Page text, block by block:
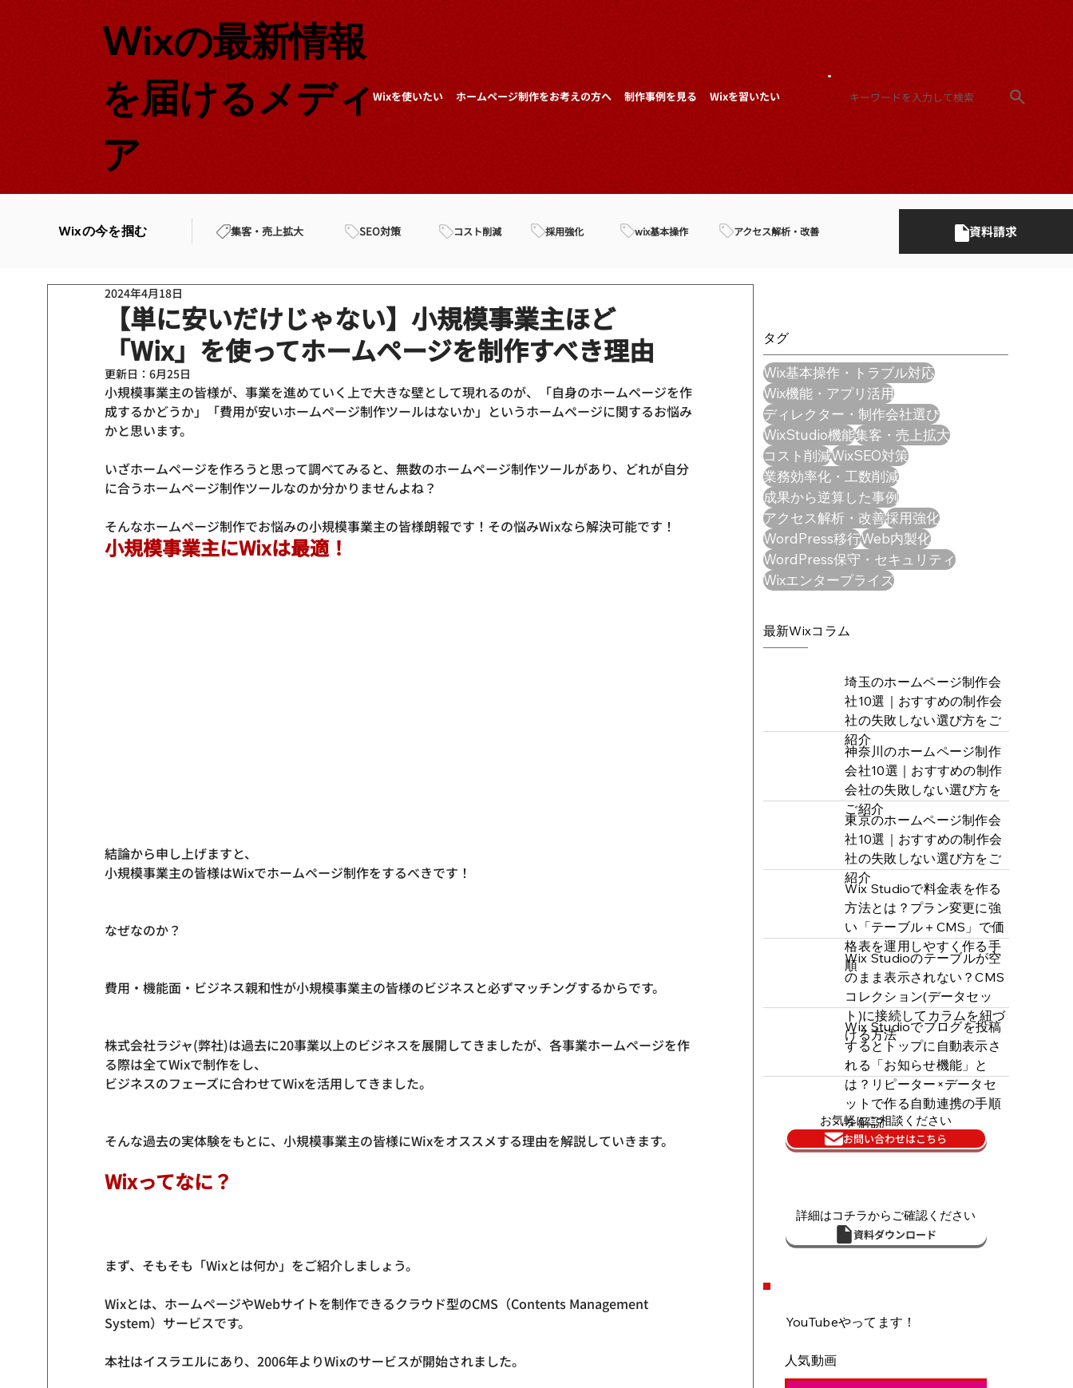
Wixの最新情報
を届けるメディ
ア
Wixを使いたい ホームページ制作をお考えの方へ 制作事例を見る Wixを習いたい
Wixの今を掴む 集客・売上拡大 SEO対策 コスト削減 採用強化 wix基本操作 アクセス解析・改善 資料請求
タグ
Wix基本操作・トラブル対応
Wix機能・アプリ活用
ディレクター・制作会社選び
WixStudio機能集客・売上拡大
コスト削減WixSEO対策
業務効率化・工数削減
成果から逆算した事例
アクセス解析・改善採用強化
WordPress移行Web内製化
WordPress保守・セキュリティ
Wixエンタープライズ
最新Wixコラム
埼玉のホームページ制作会
社10選｜おすすめの制作会
社の失敗しない選び方をご
紹介
神奈川のホームページ制作
会社10選｜おすすめの制作
会社の失敗しない選び方を
ご紹介
東京のホームページ制作会
社10選｜おすすめの制作会
社の失敗しない選び方をご
紹介
Wix Studioで料金表を作る
方法とは？プラン変更に強
い「テーブル＋CMS」で価
格表を運用しやすく作る手
順
Wix Studioのテーブルが空
のまま表示されない？CMS
コレクション(データセッ
ト)に接続してカラムを紐づ
ける方法
Wix Studioでブログを投稿
するとトップに自動表示さ
れる「お知らせ機能」と
は？リピーター×データセ
ットで作る自動連携の手順
を解説
お気軽にご相談ください
お問い合わせはこちら
詳細はコチラからご確認ください
資料ダウンロード
YouTubeやってます！
人気動画
【単に安いだけじゃない】小規模事業主ほど
「Wix」を使ってホームページを制作すべき理由
2024年4月18日
更新日：6月25日
小規模事業主の皆様が、事業を進めていく上で大きな壁として現れるのが、
「自身のホームページを作
成するかどうか」「費用が安いホームページ制作ツールはないか」 というホームページに関するお悩み
かと思います。
いざホームページを作ろうと思って調べてみると、無数のホームページ制作ツールがあり、どれが自分
に合うホームページ制作ツールなのか分かりませんよね？
そんなホームページ制作でお悩みの小規模事業主の皆様朗報です！ その悩みWixなら解決可能です！
小規模事業主にWixは最適！
結論から申し上げますと、
小規模事業主の皆様はWixでホームページ制作をするべきです！
なぜなのか？
費用・機能面・ビジネス親和性が小規模事業主の皆様のビジネスと必ずマッチングするからです。
株式会社ラジャ(弊社)は過去に20事業以上のビジネスを展開してきましたが、各事業ホームページを作
る際は全てWixで制作をし、
ビジネスのフェーズに合わせてWixを活用してきました。
Wixってなに？
まず、そもそも「Wixとは何か」をご紹介しましょう。
Wixとは、ホームページやWebサイトを制作できるクラウド型のCMS（Contents Management
System）サービスです。
本社はイスラエルにあり、2006年よりWixのサービスが開始されました。